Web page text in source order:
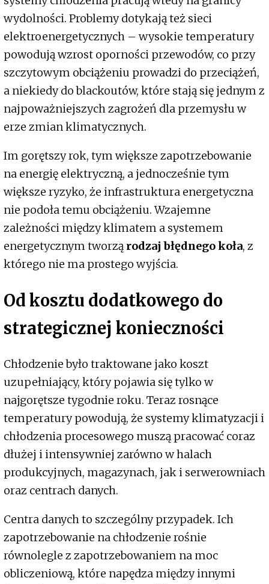
wydolności. Problemy dotykają też sieci
elektroenergetycznych – wysokie temperatury
powodują wzrost oporności przewodów, co przy
szczytowym obciążeniu prowadzi do przeciążeń,
a niekiedy do blackoutów, które stają się jednym z
najpoważniejszych zagrożeń dla przemysłu w
erze zmian klimatycznych.
Im gorętszy rok, tym większe zapotrzebowanie
na energię elektryczną, a jednocześnie tym
większe ryzyko, że infrastruktura energetyczna
nie podoła temu obciążeniu. Wzajemne
zależności między klimatem a systemem
energetycznym tworzą rodzaj błędnego koła, z
którego nie ma prostego wyjścia.
Od kosztu dodatkowego do
strategicznej konieczności
Chłodzenie było traktowane jako koszt
uzupełniający, który pojawia się tylko w
najgorętsze tygodnie roku. Teraz rosnące
temperatury powodują, że systemy klimatyzacji i
chłodzenia procesowego muszą pracować coraz
dłużej i intensywniej zarówno w halach
produkcyjnych, magazynach, jak i serwerowniach
oraz centrach danych.
Centra danych to szczególny przypadek. Ich
zapotrzebowanie na chłodzenie rośnie
równolegle z zapotrzebowaniem na moc
obliczeniową, które napędza między innymi